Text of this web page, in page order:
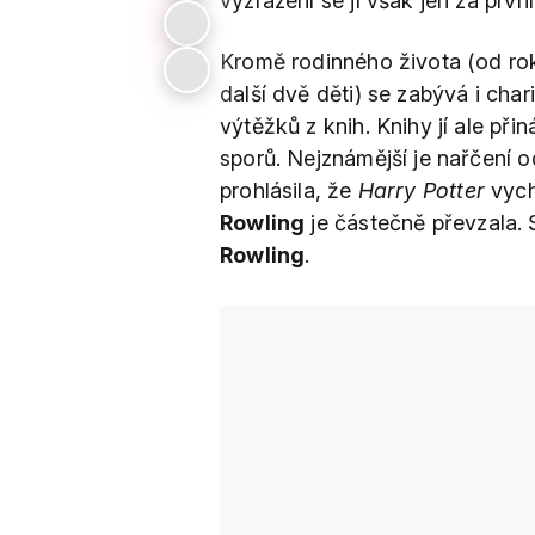
Kromě rodinného života (od
další dvě děti) se zabývá i
výtěžků z knih. Knihy jí ale
sporů. Nejznámější je nařčení
prohlásila, že Harry Potter
Rowling je částečně
Rowling.